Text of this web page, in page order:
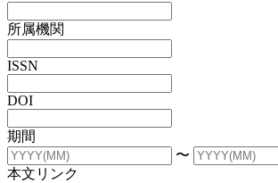
所属機関
ISSN
DOI
期間
〜
本文リンク